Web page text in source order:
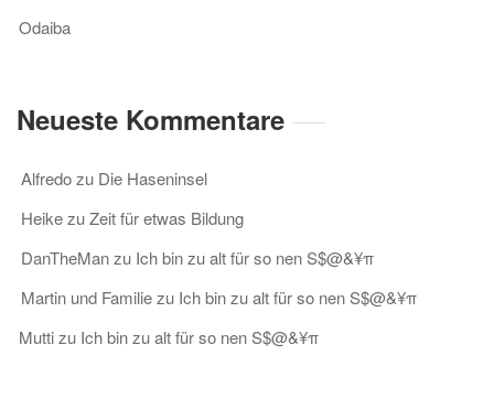
Odaiba
Neueste Kommentare
Alfredozu Die Haseninsel
HeikezuZeit für etwas Bildung
DanTheManzu Ich bin zu alt für so nen S$@&¥π
Martin und Familiezu Ich bin zu alt für so nen S$@&¥π
Muttizu Ich bin zu alt für so nen S$@&¥π